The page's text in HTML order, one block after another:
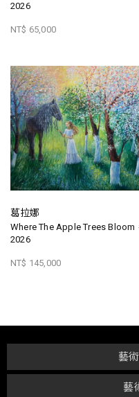
2026
NT$ 65,000
葛拉娜
Where The Apple Trees Bloom
2026
NT$ 145,000
藝
藝